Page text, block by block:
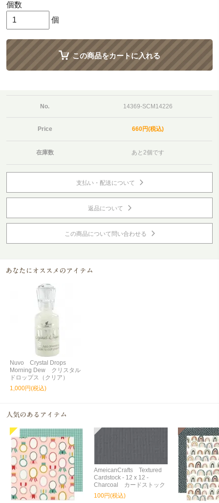
個数
個
この商品をカートに入れる
No. 14369-SCM14226
Price 660円(税込)
在庫数 あと2個です
支払い・配送について
返品について
この商品について問い合わせる
Nuvo Crystal Drops
Morning Dew クリスタル
ドロップス（クリア）
1,000円(税込)
AmeicanCrafts Textured
Cardstock - 12 x 12 -
Charcoal カードストック
100円(税込)